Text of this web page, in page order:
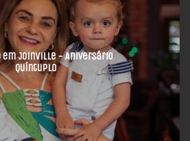
em Joinville - Aniversário
Quíntuplo